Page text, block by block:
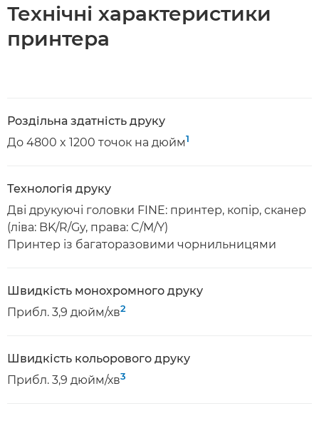
Технічні характеристики
принтера
Роздільна здатність друку
До 4800 x 1200 точок на дюйм1
Технологія друку
Дві друкуючі головки FINE: принтер, копір, сканер
(ліва: BK/R/Gy, права: C/M/Y)
Принтер із багаторазовими чорнильницями
Швидкість монохромного друку
Прибл. 3,9 дюйм/хв2
Швидкість кольорового друку
Прибл. 3,9 дюйм/хв3